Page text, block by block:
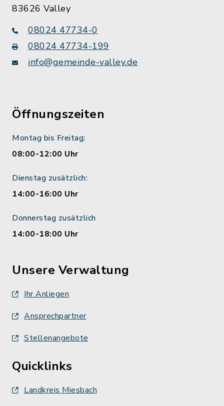
83626 Valley
08024 47734-0
08024 47734-199
info@gemeinde-valley.de
Öffnungszeiten
Montag bis Freitag:
08:00-12:00 Uhr
Dienstag zusätzlich:
14:00-16:00 Uhr
Donnerstag zusätzlich
14:00-18:00 Uhr
Unsere Verwaltung
Ihr Anliegen
Ansprechpartner
Stellenangebote
Quicklinks
Landkreis Miesbach